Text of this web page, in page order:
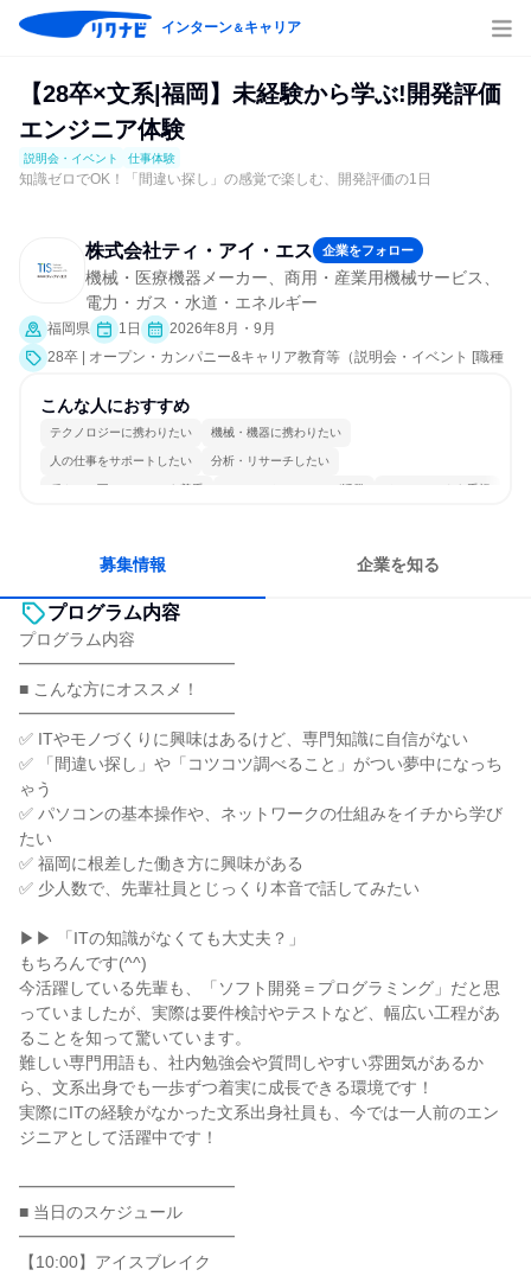
インターン＆キャリア
【28卒×文系|福岡】未経験から学ぶ!開発評価
エンジニア体験
説明会・イベント 仕事体験
知識ゼロでOK！「間違い探し」の感覚で楽しむ、開発評価の1日
株式会社ティ・アイ・エス 企業をフォロー
機械・医療機器メーカー、商用・産業用機械サービス、
電力・ガス・水道・エネルギー
福岡県 1日
2026年8月・9月
28卒 | オープン・カンパニー&キャリア教育等（説明会・イベント [職種
界研究]、仕事体験）
こんな人におすすめ
テクノロジーに携わりたい 機械・機器に携わりたい
人の仕事をサポートしたい 分析・リサーチしたい
穏やかで互いのペースを尊重 コミュニケーションが活発 チームワークを重視
募集情報 企業を知る
プログラム内容
プログラム内容
━━━━━━━━━━━━━
■ こんな方にオススメ！
━━━━━━━━━━━━━
✅ ITやモノづくりに興味はあるけど、専門知識に自信がない
✅ 「間違い探し」や「コツコツ調べること」がつい夢中になっち
ゃう
✅ パソコンの基本操作や、ネットワークの仕組みをイチから学び
たい
✅ 福岡に根差した働き方に興味がある
✅ 少人数で、先輩社員とじっくり本音で話してみたい
▶▶ 「ITの知識がなくても大丈夫？」
もちろんです(^^)
今活躍している先輩も、「ソフト開発＝プログラミング」だと思
っていましたが、実際は要件検討やテストなど、幅広い工程があ
ることを知って驚いています。
難しい専門用語も、社内勉強会や質問しやすい雰囲気があるか
ら、文系出身でも一歩ずつ着実に成長できる環境です！
実際にITの経験がなかった文系出身社員も、今では一人前のエン
ジニアとして活躍中です！
━━━━━━━━━━━━━
■ 当日のスケジュール
━━━━━━━━━━━━━
【10:00】アイスブレイク